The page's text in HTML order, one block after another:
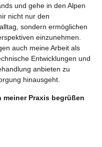
und gehe in den Alpen
nicht nur den
sondern ermöglichen
einzunehmen.
auch meine Arbeit als
Entwicklungen und
anbieten zu
hinausgeht.
Praxis begrüßen